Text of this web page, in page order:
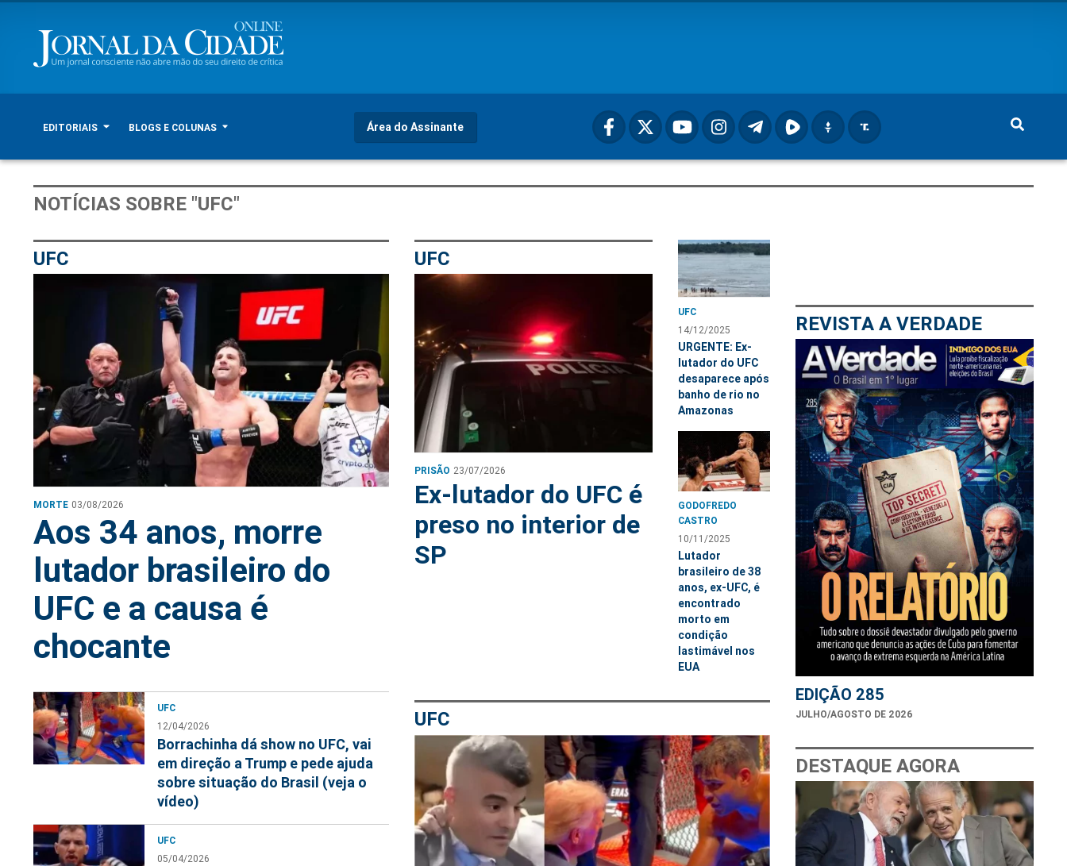
EDITORIAIS BLOGS E COLUNAS Área do Assinante
NOTÍCIAS SOBRE "UFC"
UFC
MORTE 03/08/2026
Aos 34 anos, morre
lutador brasileiro do
UFC e a causa é
chocante
UFC
12/04/2026
Borrachinha dá show no UFC, vai
em direção a Trump e pede ajuda
sobre situação do Brasil (veja o
vídeo)
UFC
05/04/2026
UFC
PRISÃO 23/07/2026
Ex-lutador do UFC é
preso no interior de
SP
UFC
14/12/2025
URGENTE: Ex-
lutador do UFC
desaparece após
banho de rio no
Amazonas
GODOFREDO
CASTRO
10/11/2025
Lutador
brasileiro de 38
anos, ex-UFC, é
encontrado
morto em
condição
lastimável nos
EUA
UFC
REVISTA A VERDADE
EDIÇÃO 285
JULHO/AGOSTO DE 2026
DESTAQUE AGORA